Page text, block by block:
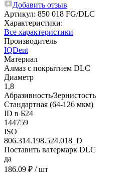
Добавить отзыв
Артикул: 850 018 FG/DLC
Характеристики:
Все характеристики
Производитель
IQDent
Материал
Алмаз с покрытием DLC
Диаметр
1,8
Абразивность/Зернистость
Стандартная (64-126 мкм)
ID в Б24
144759
ISO
806.314.198.524.018_D
Поставить ватермарк DLC
да
186.09 ₽ / шт